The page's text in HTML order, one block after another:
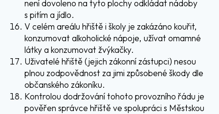
není dovoleno na tyto plochy odkládat nádoby
s pitím a jídlo.
V celém areálu hřiště i školy je zakázáno kouřit,
konzumovat alkoholické nápoje, užívat omamné
látky a konzumovat žvýkačky.
Uživatelé hřiště (jejich zákonní zástupci) nesou
plnou zodpovědnost za jimi způsobené škody dle
občanského zákoníku.
Kontrolou dodržování tohoto provozního řádu je
pověřen správce hřiště ve spolupráci s Městskou